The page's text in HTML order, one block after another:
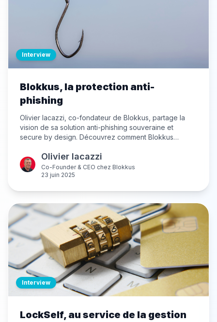
Interview
Blokkus, la protection anti-
phishing
Olivier Iacazzi, co-fondateur de Blokkus, partage la
vision de sa solution anti-phishing souveraine et
secure by design. Découvrez comment Blokkus
approche zéro-trust et sa gestion du réseau de
confiance, tout en respectant la confidentialité des
données.
Olivier Iacazzi
Co-Founder & CEO chez Blokkus
23 juin 2025
Interview
LockSelf, au service de la gestion